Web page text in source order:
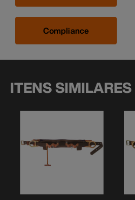
Compliance
ITENS SIMILARES